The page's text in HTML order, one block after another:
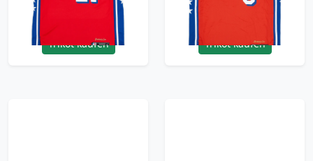
95.99£ · ca. €113
Trikot kaufen
95.99£ · ca. €113
Trikot kaufen